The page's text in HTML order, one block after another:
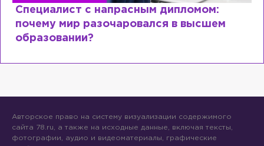
Специалист с напрасным дипломом:
почему мир разочаровался в высшем
образовании?
Авторское право на систему визуализации содержимого
сайта 78.ru, а также на исходные данные, включая тексты,
фотографии, аудио и видеоматериалы, графические